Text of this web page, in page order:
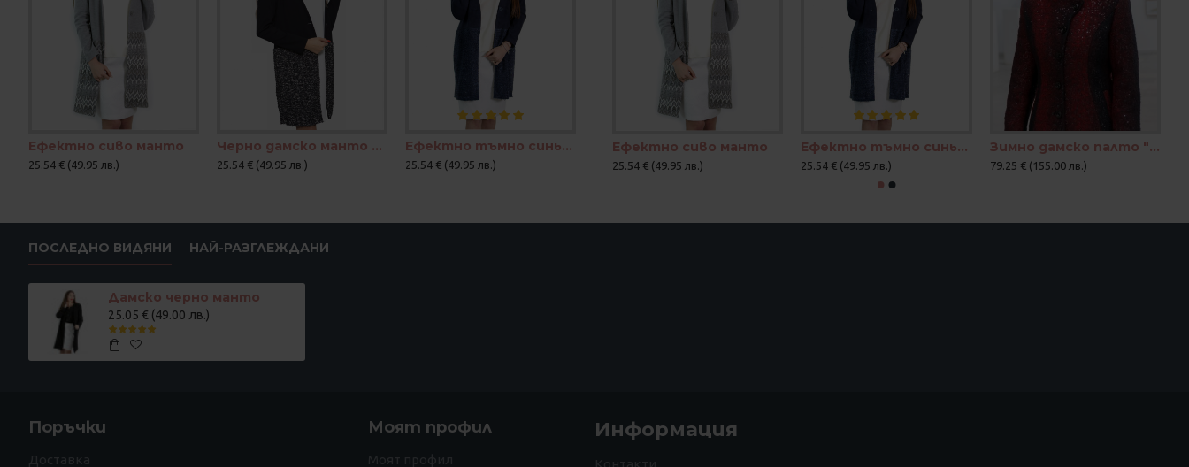
Ефектно сиво манто
25.54 € (49.95 лв.)
Черно дамско манто с ефектна долна част от букле
25.54 € (49.95 лв.)
Ефектно тъмно синьо манто
25.54 € (49.95 лв.)
Ефектно сиво манто
25.54 € (49.95 лв.)
Ефектно тъмно синьо манто
25.54 € (49.95 лв.)
Зимно дамско палто "Жаклин"
79.25 € (155.00 лв.)
ПОСЛЕДНО ВИДЯНИ НАЙ-РАЗГЛЕЖДАНИ
Дамско черно манто
25.05 € (49.00 лв.)
Поръчки
Доставка
Моят профил
Моят профил
Информация